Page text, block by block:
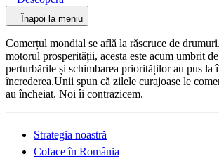
Înapoi la meniu
Comerțul mondial se află la răscruce de
motorul prosperității, acesta este acum umbrit
perturbările și schimbarea priorităților au pus la
încrederea.Unii spun că zilele curajoase le
au încheiat. Noi îi contrazicem.
Strategia noastră
Coface în România